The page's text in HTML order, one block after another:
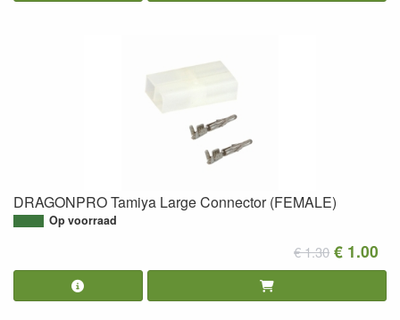
DRAGONPRO Tamiya Large Connector (FEMALE)
Op voorraad
€ 1.30 € 1.00